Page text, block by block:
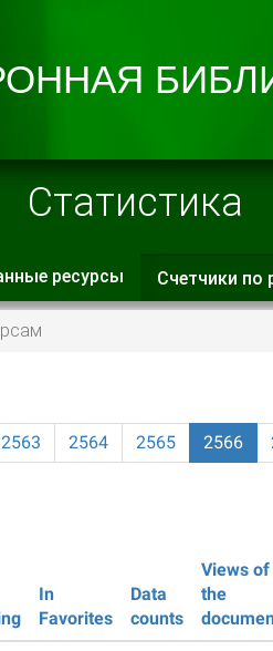
Статистика
ресурсы Счетчики по
2563 2564 2565 2566
In
Favorites
Data
counts
Views of
the